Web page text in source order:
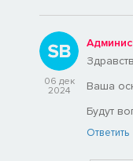
06 дек
2024
Ваша
Будут
Ответить